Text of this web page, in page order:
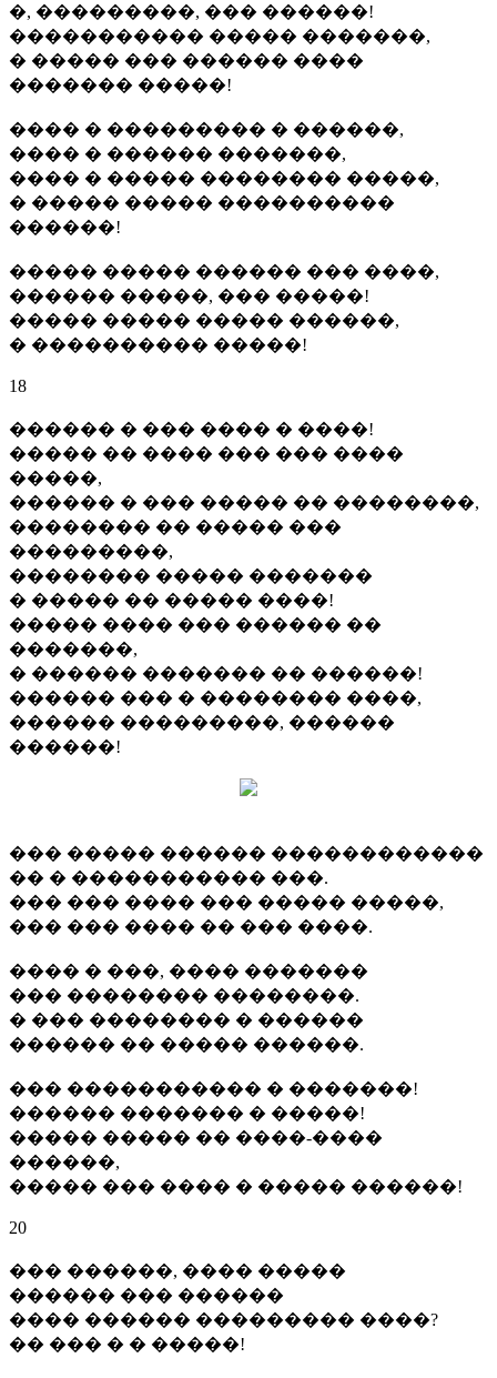
�, ���������, ��� ������!
����������� ����� �������,
� ����� ��� ������ ����
������� �����!
���� � ��������� � ������,
���� � ������ �������,
���� � ����� �������� �����,
� ����� ����� ����������
������!
����� ����� ������ ��� ����,
������ �����, ��� �����!
����� ����� ����� ������,
� ���������� �����!
18
������ � ��� ���� � ����!
����� �� ���� ��� ��� ����
�����,
������ � ��� ����� �� ��������,
�������� �� ����� ���
���������,
�������� ����� �������
� ����� �� ����� ����!
����� ���� ��� ������ ��
�������,
� ������ ������� �� ������!
������ ��� � �������� ����,
������ ���������, ������
������!
��� ����� ������ ������������
�� � ����������� ���.
��� ��� ���� ��� ����� �����,
��� ��� ���� �� ��� ����.
���� � ���, ���� �������
��� �������� ��������.
� ��� �������� � ������
������ �� ����� ������.
��� ����������� � �������!
������ ������� � �����!
����� ����� �� ����-����
������,
����� ��� ���� � ����� ������!
20
��� ������, ���� �����
������ ��� ������
���� ������ ��������� ����?
�� ��� � � �����!